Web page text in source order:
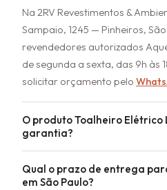
Na 2RV Revestimentos &
Sampaio, 1245 — Pinheiros,
revendedores autorizados
de segunda a sexta, das 9h às
solicitar orçamento pelo
O produto Toalheiro Elétrico
garantia?
Qual o prazo de entrega
em São Paulo?